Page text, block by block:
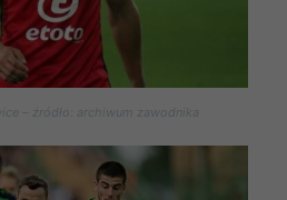
– źródło: archiwum zawodnika